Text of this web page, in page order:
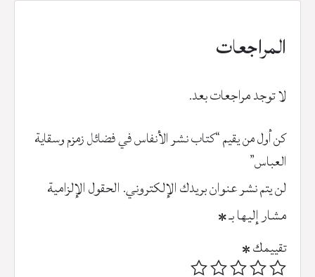
المراجعات
لا توجد مراجعات بعد.
كن أول من يقيم “كتاب نشر الأنفاس في فضائل زمزم وسقاية
العباس”
لن يتم نشر عنوان بريدك الإلكتروني.الحقول الإلزامية
مشار إليها بـ*
تقييمك*